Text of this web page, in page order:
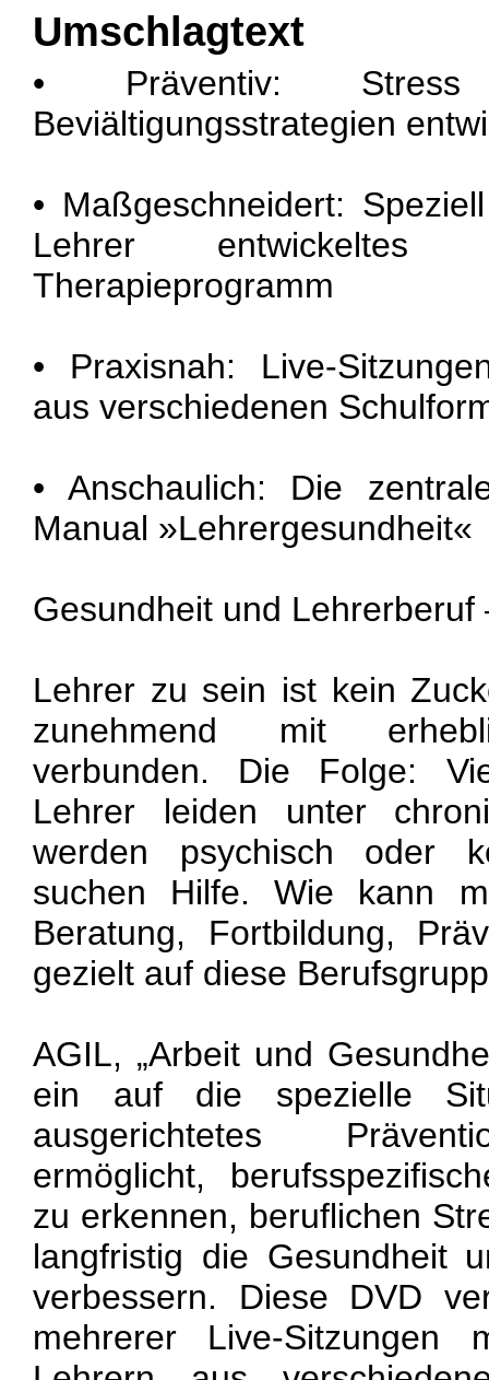
Umschlagtext
• Präventiv:
Beviältigungsstrategien
• Maßgeschneidert:
Lehrer entwickeltes
Therapieprogramm
• Praxisnah: Live-
aus verschiedenen
• Anschaulich: Die
Manual »Lehrergesundheit«
Gesundheit und
Lehrer zu sein ist kein
zunehmend mit
verbunden. Die Folge:
Lehrer leiden unter
werden psychisch oder
suchen Hilfe. Wie kann
Beratung, Fortbildung,
gezielt auf diese
AGIL, „Arbeit und
ein auf die spezielle
ausgerichtetes
ermöglicht,
zu erkennen, beruflichen
langfristig die Gesundheit
verbessern. Diese DVD
mehrerer Live-Sitzungen